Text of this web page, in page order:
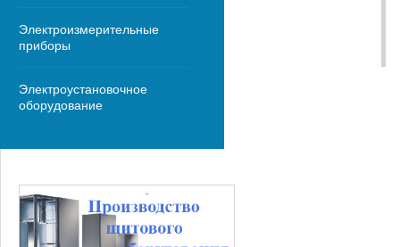
Электроизмерительные
приборы
Электроустановочное
оборудование